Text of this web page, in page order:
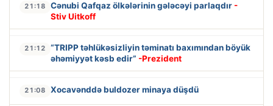
21:18 Cənubi Qafqaz ölkələrinin gələcəyi parlaqdır -
Stiv Uitkoff
21:12
“TRIPP təhlükəsizliyin təminatı baxımından böyük
əhəmiyyət kəsb edir” -Prezident
21:08 Xocavənddə buldozer minaya düşdü